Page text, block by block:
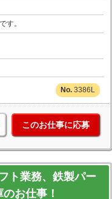
す。
3386L
このお仕事に応募
ト業務、鉄製パー
お仕事！